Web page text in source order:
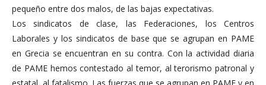
pequeño entre dos malos, de las bajas expectativas.
Los sindicatos de clase, las Federaciones, los Centros
Laborales y los sindicatos de base que se agrupan en PAME
en Grecia se encuentran en su contra. Con la actividad diaria
de PAME hemos contestado al temor, al terorismo patronal y